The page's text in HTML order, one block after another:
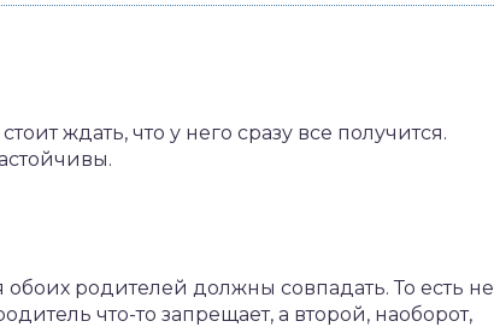
ждать, что у него сразу все получится.
обоих родителей должны совпадать. То есть не
что-то запрещает, а второй, наоборот,